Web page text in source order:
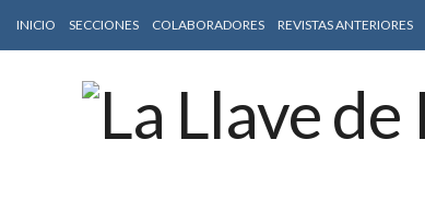
INICIO SECCIONES COLABORADORES REVISTAS ANTERIORES